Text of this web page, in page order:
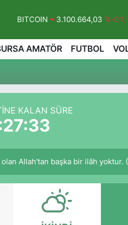
BITCOIN 3.100.664,03 %-0.18
DOLAR
47,7436 %0.18
GRAM ALTIN
6660.55 %0.03
BİST100
AMATÖR FUTBOL
KALAN SÜRE
Allah'tan başka bir ilâh yoktur.